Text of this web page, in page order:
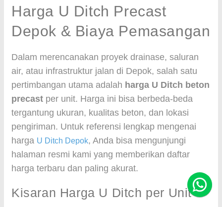
Harga U Ditch Precast
Depok & Biaya Pemasangan
Dalam merencanakan proyek drainase, saluran
air, atau infrastruktur jalan di Depok, salah satu
pertimbangan utama adalah harga U Ditch beton
precast per unit. Harga ini bisa berbeda-beda
tergantung ukuran, kualitas beton, dan lokasi
pengiriman. Untuk referensi lengkap mengenai
harga U Ditch Depok, Anda bisa mengunjungi
halaman resmi kami yang memberikan daftar
harga terbaru dan paling akurat.
Kisaran Harga U Ditch per Unit